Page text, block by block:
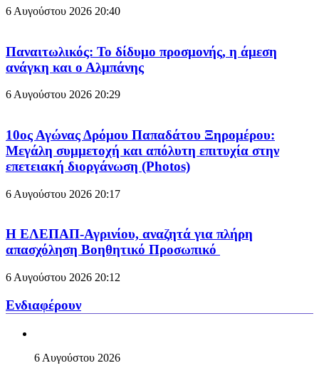
6 Αυγούστου 2026 20:40
Παναιτωλικός: Το δίδυμο προσμονής, η άμεση
ανάγκη και ο Αλμπάνης
6 Αυγούστου 2026 20:29
10ος Αγώνας Δρόμου Παπαδάτου Ξηρομέρου:
Μεγάλη συμμετοχή και απόλυτη επιτυχία στην
επετειακή διοργάνωση (Photos)
6 Αυγούστου 2026 20:17
Η ΕΛΕΠΑΠ-Αγρινίου, αναζητά για πλήρη
απασχόληση Βοηθητικό Προσωπικό
6 Αυγούστου 2026 20:12
Ενδιαφέρουν
6 Αυγούστου 2026